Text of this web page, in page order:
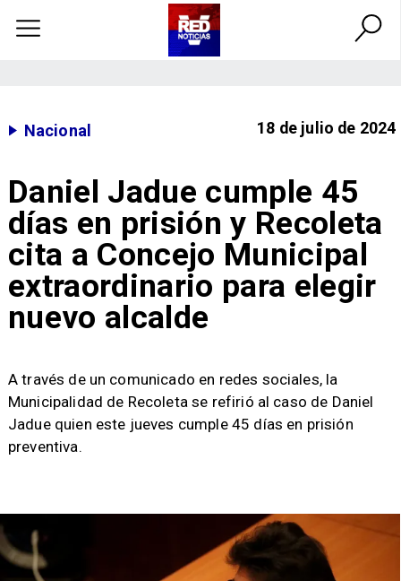
Nacional 18 de julio de 2024
Daniel Jadue cumple 45
días en prisión y Recoleta
cita a Concejo Municipal
extraordinario para elegir
nuevo alcalde
A través de un comunicado en redes sociales, la
Municipalidad de Recoleta se refirió al caso de Daniel
Jadue quien este jueves cumple 45 días en prisión
preventiva.